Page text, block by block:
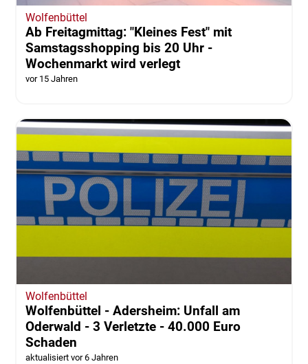
Wolfenbüttel
Ab Freitagmittag: "Kleines Fest" mit
Samstagsshopping bis 20 Uhr -
Wochenmarkt wird verlegt
vor 15 Jahren
Wolfenbüttel
Wolfenbüttel - Adersheim: Unfall am
Oderwald - 3 Verletzte - 40.000 Euro
Schaden
aktualisiert vor 6 Jahren